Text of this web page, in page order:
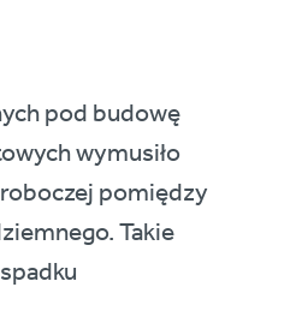
pod budowę
wymusiło
pomiędzy
Takie